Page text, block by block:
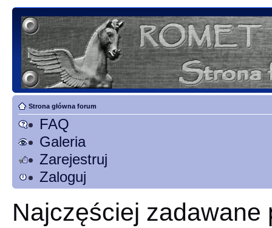
Strona główna forum
FAQ
Galeria
Zarejestruj
Zaloguj
Najczęściej zadawane